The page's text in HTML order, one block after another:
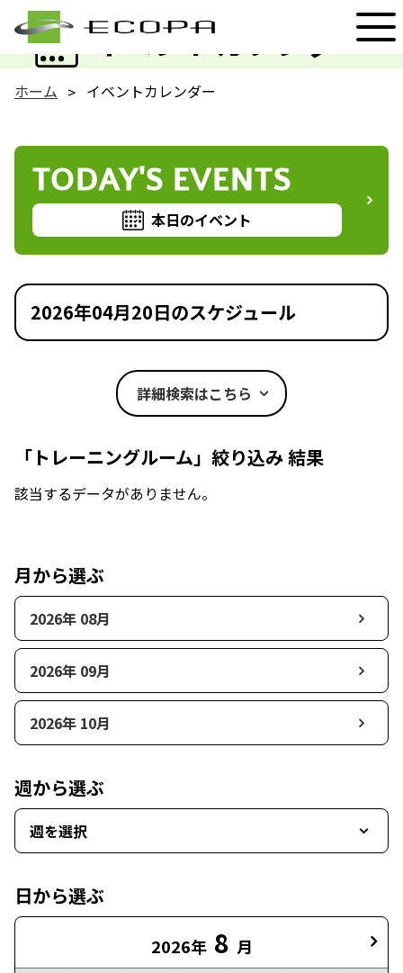
イベントカレンダー
EVENT
ホーム イベントカレンダー
TODAY'S EVENTS
本日のイベント
2026年04月20日のスケジュール
詳細検索はこちら
「トレーニングルーム」絞り込み 結果
該当するデータがありません。
月から選ぶ
2026年 08月
2026年 09月
2026年 10月
週から選ぶ
週を選択
日から選ぶ
2026年 8 月